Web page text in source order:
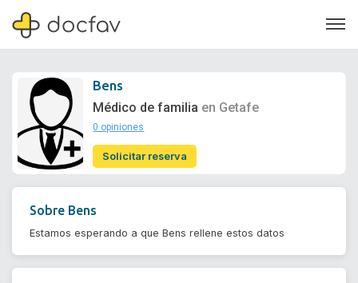
Soporte
Bens
Médico de familia en Getafe
0 opiniones
Solicitar reserva
Sobre Bens
Estamos esperando a que Bens rellene estos datos